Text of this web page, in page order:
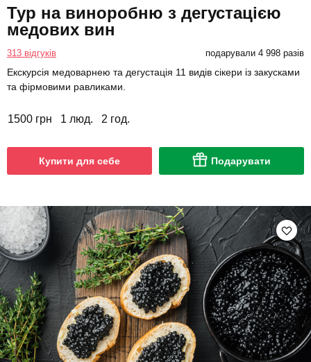
Тур на виноробню з дегустацією
медових вин
313 відгуків подарували 4 998 разів
Екскурсія медоварнею та дегустація 11 видів сікери із закусками
та фірмовими равликами.
1500 грн 1 люд. 2 год.
Купити для себе Подарувати